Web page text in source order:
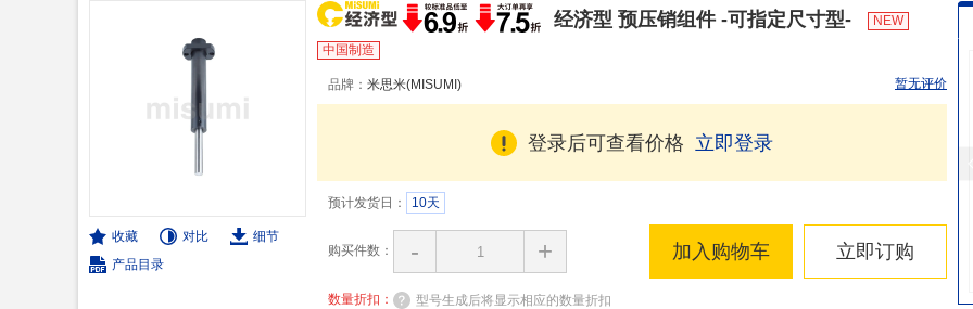
收藏 对比
细节
产品目录
经济型 预压销组件 -可指定尺寸型-
NEW
中国制造
品牌： 米思米(MISUMI) 暂无评价
登录后可查看价格 立即登录
预计发货日： 10天
购买件数： - +
数量折扣： 型号生成后将显示相应的数量折扣
加入购物车 立即订购